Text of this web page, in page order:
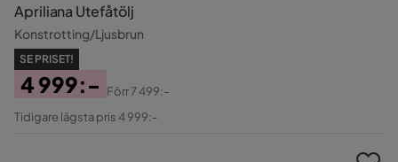
Apriliana Utefåtölj
Konstrotting/Ljusbrun
SE PRISET!
Pris
4 999:-
Original
Förr7 499:-
Tidigare lägsta pris 4 999:-